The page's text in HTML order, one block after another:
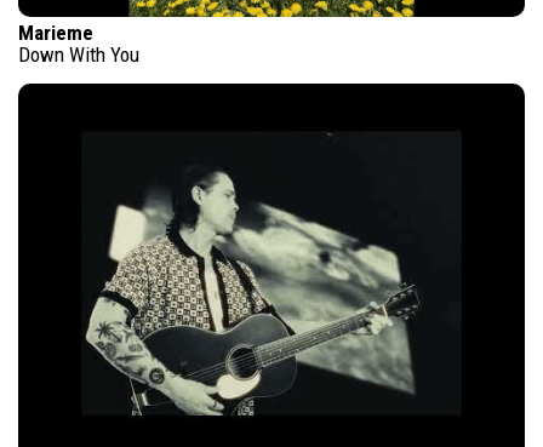
Marieme
Down With You